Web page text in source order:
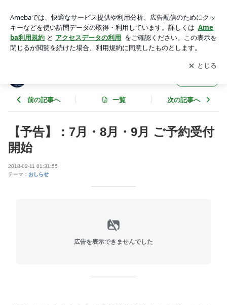
gaki-jimaアプリをダウンロードして ブログの更新通知
を受け取りまし
ょう。
開く
前の記事へ 一覧 次の記事へ
【予告】：7月・8月・9月 ご予約受付
開始
2018-02-11 01:31:55
テーマ： おしらせ
広告を表示できませんでした